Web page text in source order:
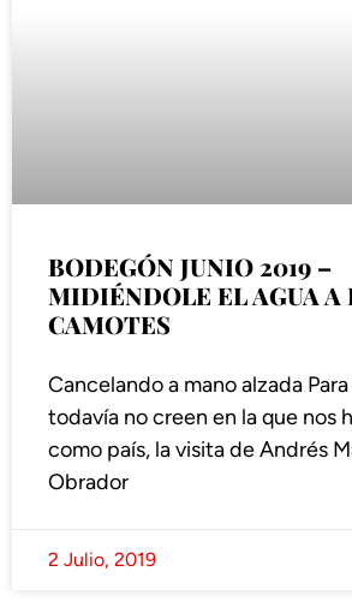
BODEGÓN JUNIO 2019 –
MIDIÉNDOLE EL AGUA A
CAMOTES
Cancelando a mano alzada
todavía no creen en la que nos
como país, la visita de Andrés
Obrador
2 Julio, 2019